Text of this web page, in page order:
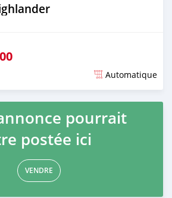
Automatique
pourrait
postée ici
VENDRE